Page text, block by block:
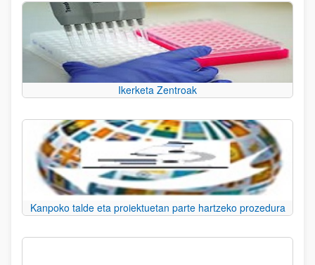
Ikerketa Zentroak
Kanpoko talde eta proiektuetan parte hartzeko prozedura